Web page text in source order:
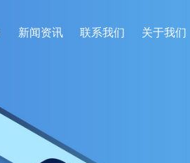
新闻资讯 联系我们 关于我们